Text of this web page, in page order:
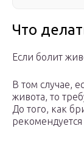
Что
Если болит
В том случае,
живота, то
До того, как